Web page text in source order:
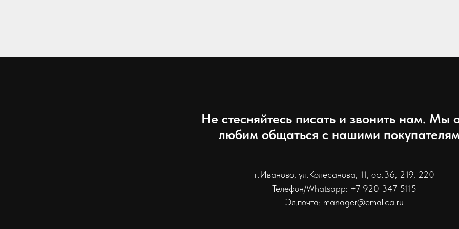
Не стесняйтесь писать и звонить нам. Мы
любим общаться с нашими
г.Иваново, ул.Колесанова, 11, оф.36, 219, 220
Телефон/Whatsapp: +7 920 347 5115
Эл.почта: manager@emalica.ru